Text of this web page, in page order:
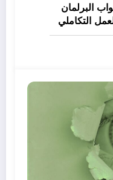
البرلمان
التكاملي